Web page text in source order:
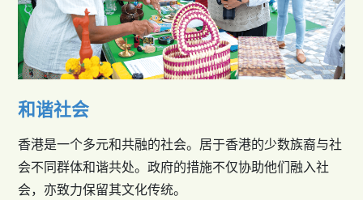
和谐社会
香港是一个多元和共融的社会。居于香港的少数族裔与社
会不同群体和谐共处。政府的措施不仅协助他们融入社
会，亦致力保留其文化传统。